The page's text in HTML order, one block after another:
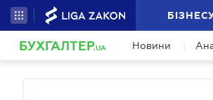
БУХГАЛТЕР.UA Новини